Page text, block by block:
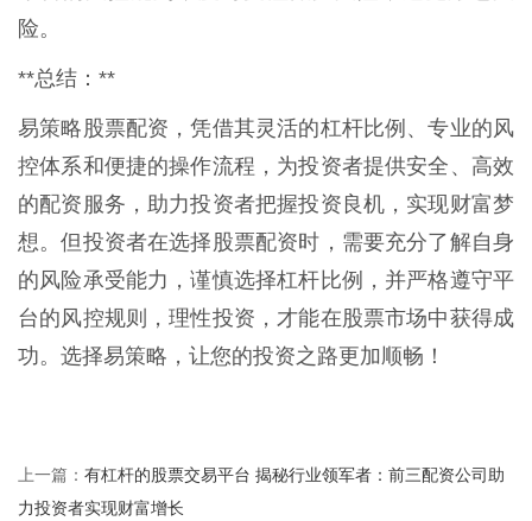
险。
**总结：**
易策略股票配资，凭借其灵活的杠杆比例、专业的风
控体系和便捷的操作流程，为投资者提供安全、高效
的配资服务，助力投资者把握投资良机，实现财富梦
想。但投资者在选择股票配资时，需要充分了解自身
的风险承受能力，谨慎选择杠杆比例，并严格遵守平
台的风控规则，理性投资，才能在股票市场中获得成
功。选择易策略，让您的投资之路更加顺畅！
上一篇： 有杠杆的股票交易平台 揭秘行业领军者：前三配资公司助
力投资者实现财富增长